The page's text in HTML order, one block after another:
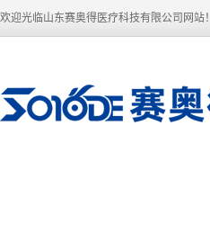
欢迎光临山东赛奥得医疗科技有限公司网站！